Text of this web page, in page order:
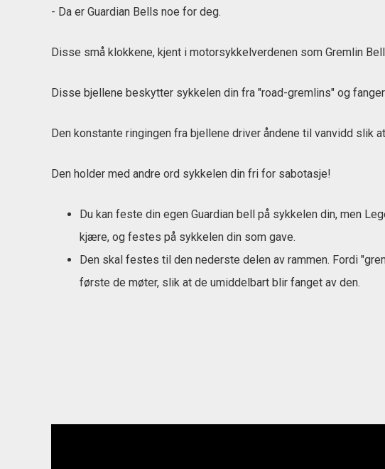
- Da er Guardian Bells noe for deg.
Disse små klokkene, kjent i motorsykkelverdenen som Gremlin
Disse bjellene beskytter sykkelen din fra "road-gremlins" og
Den konstante ringingen fra bjellene driver åndene til vanvidd slik
Den holder med andre ord sykkelen din fri for sabotasje!
Du kan feste din egen Guardian bell på sykkelen din, men
kjære, og festes på sykkelen din som gave.
Den skal festes til den nederste delen av rammen. Fordi
første de møter, slik at de umiddelbart blir fanget av den.